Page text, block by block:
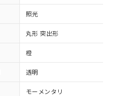
照光
丸形 突出形
橙
透明
モーメンタリ